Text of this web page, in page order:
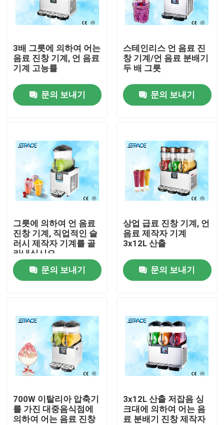
회사 소개
접촉
제품 소개
연약한 서브 아이스크림 기계
상업적인 아이스크림 기계
언 음료 진창 기계
요구르트 아이스크림 기계
3배 그릇에 의하여 어는
음료 진창 기계, 언 음료
기계 고능률
문의 보내기
스테인리스 언 음료 진
창 기계/언 음료 분배기
두 배 그릇
문의 보내기
그릇에 의하여 언 음료
진창 기계, 직업적인 슬
러시 제작자 기계를 골
라내십시오
문의 보내기
상업 급료 진창 기계, 언
음료 제작자 기계
3x12L 산출
문의 보내기
700W 이탈리아 압축기
를 가진 대중음식점에
의하여 어는 음료 진창
3x12L 산출 저잡음 싱
크대에 의하여 어는 음
료 분배기 진창 제작자